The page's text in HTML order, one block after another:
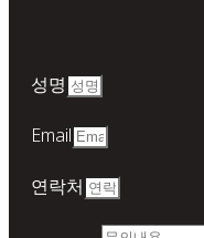
성명
Email
연락처